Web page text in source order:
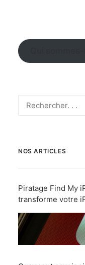
NOS ARTICLES
Piratage Find My
transforme votre